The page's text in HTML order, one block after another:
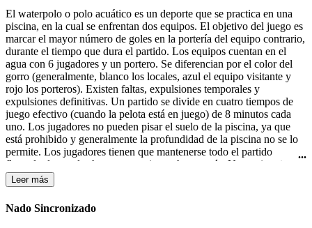
1908, se creo la Federación Internacional de Natación (FINA). El
estilo mariposa fue desarrollado en la década de 1930 y fue en un
primer momento una variante del estilo braza, hasta que fue
aceptado como un estilo independiente en 1952.
El waterpolo o polo acuático es un deporte que se practica en una
piscina, en la cual se enfrentan dos equipos. El objetivo del juego es
marcar el mayor número de goles en la portería del equipo contrario,
durante el tiempo que dura el partido. Los equipos cuentan en el
agua con 6 jugadores y un portero. Se diferencian por el color del
gorro (generalmente, blanco los locales, azul el equipo visitante y
rojo los porteros). Existen faltas, expulsiones temporales y
expulsiones definitivas. Un partido se divide en cuatro tiempos de
juego efectivo (cuando la pelota está en juego) de 8 minutos cada
uno. Los jugadores no pueden pisar el suelo de la piscina, ya que
está prohibido y generalmente la profundidad de la piscina no se lo
permite. Los jugadores tienen que mantenerse todo el partido
flotando, lo que les hace consumir mucha energía. Un equipo tiene
30 segundos de posesión de la pelota para efectuar un lanzamiento a
la portería contraria.
Leer más
Nado Sincronizado